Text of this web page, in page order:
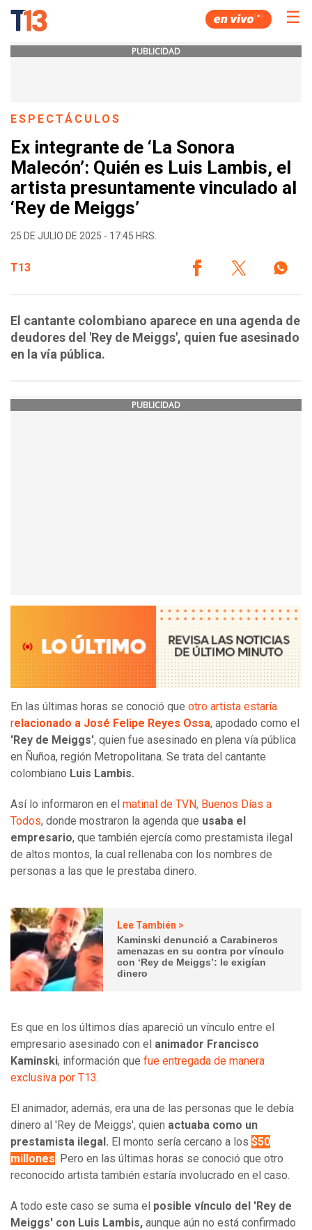
☰
PUBLICIDAD
ESPECTÁCULOS
Ex integrante de ‘La Sonora
Malecón’: Quién es Luis Lambis, el
artista presuntamente vinculado al
‘Rey de Meiggs’
25 DE JULIO DE 2025 - 17:45 HRS.
T13
El cantante colombiano aparece en una agenda de
deudores del 'Rey de Meiggs', quien fue asesinado
en la vía pública.
PUBLICIDAD
En las últimas horas se conoció que otro artista estaría
relacionado a José Felipe Reyes Ossa, apodado como el
'Rey de Meiggs', quien fue asesinado en plena vía pública
en Ñuñoa, región Metropolitana. Se trata del cantante
colombiano Luis Lambis.
Así lo informaron en el matinal de TVN, Buenos Días a
Todos, donde mostraron la agenda que usaba el
empresario, que también ejercía como prestamista ilegal
de altos montos, la cual rellenaba con los nombres de
personas a las que le prestaba dinero.
Lee También >
Kaminski denunció a Carabineros
amenazas en su contra por vínculo
con ‘Rey de Meiggs’: le exigían
dinero
Es que en los últimos días apareció un vínculo entre el
empresario asesinado con el animador Francisco
Kaminski, información que fue entregada de manera
exclusiva por T13.
El animador, además, era una de las personas que le debía
dinero al 'Rey de Meiggs', quien actuaba como un
prestamista ilegal. El monto sería cercano a los $50
millones. Pero en las últimas horas se conoció que otro
reconocido artista también estaría involucrado en el caso.
A todo este caso se suma el posible vínculo del 'Rey de
Meiggs' con Luis Lambis, aunque aún no está confirmado